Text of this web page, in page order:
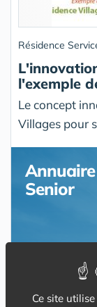
Résidence
l'exemple
Le concept
Villages pour
Annuaire
Senior
Résidence
alternative
et les
Ce site